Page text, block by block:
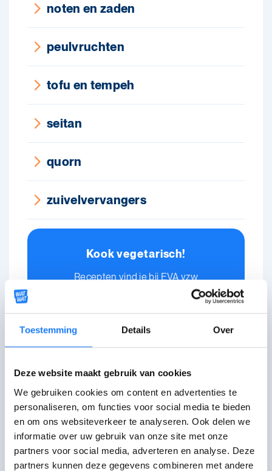
Toestemming Details Over
Deze website maakt gebruik van cookies
We gebruiken cookies om content en advertenties te
personaliseren, om functies voor social media te bieden
en om ons websiteverkeer te analyseren. Ook delen we
informatie over uw gebruik van onze site met onze
partners voor social media, adverteren en analyse. Deze
partners kunnen deze gegevens combineren met andere
noten en zaden
peulvruchten
tofu en tempeh
seitan
quorn
zuivelvervangers
Kook vegetarisch!
Recepten vind je bij EVA vzw
Recepten van EVA vzw
2025.
Wat vond je van deze
pagina?